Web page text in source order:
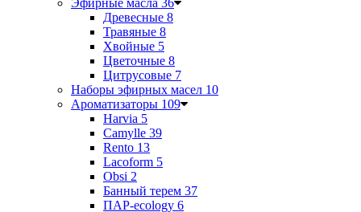
Эфирные масла 36
Древесные 8
Травяные 8
Хвойные 5
Цветочные 8
Цитрусовые 7
Наборы эфирных масел 10
Ароматизаторы 109
Harvia 5
Camylle 39
Rento 13
Lacoform 5
Obsi 2
Банный терем 37
ПАР-ecology 6